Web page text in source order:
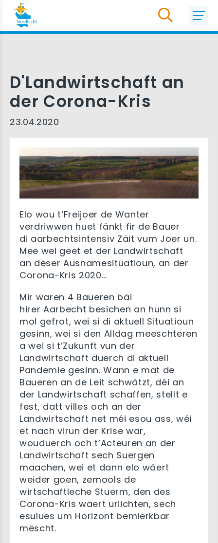
D'Landwirtschaft an
der Corona-Kris
23.04.2020
Elo wou t‘Freijoer de Wanter
verdriwwen huet fänkt fir de Bauer
di aarbechtsintensiv Zäit vum Joer un.
Mee wei geet et der Landwirtschaft
an dëser Ausnamesituatioun, an der
Corona-Kris 2020…
Mir waren 4 Baueren bäi
hirer Aarbecht besichen an hunn si
mol gefrot, wei si di aktuell Situatioun
gesinn, wei si den Alldag meeschteren
a wei si t’Zukunft vun der
Landwirtschaft duerch di aktuell
Pandemie gesinn. Wann e mat de
Baueren an de Leit schwätzt, déi an
der Landwirtschaft schaffen, stellt e
fest, datt villes och an der
Landwirtschaft net méi esou ass, wéi
et nach virun der Krise war,
wouduerch och t’Acteuren an der
Landwirtschaft sech Suergen
maachen, wei et dann elo wäert
weider goen, zemools de
wirtschaftleche Stuerm, den des
Corona-Kris wäert uriichten, sech
esulues um Horizont bemierkbar
mëscht.